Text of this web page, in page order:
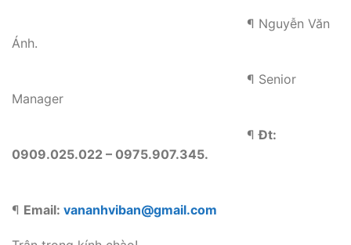
¶ Nguyễn Văn
Ánh.
¶ Senior
Manager
¶Đt:
0909.025.022 – 0975.907.345.
¶ Email: vananhviban@gmail.com